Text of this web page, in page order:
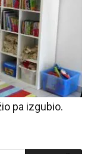
pa izgubio.